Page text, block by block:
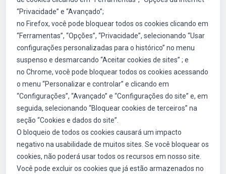
“Privacidade” e “Avançado”;
no Firefox, você pode bloquear todos os cookies clicando em
“Ferramentas”, “Opções”, “Privacidade”, selecionando “Usar
configurações personalizadas para o histórico” no menu
suspenso e desmarcando “Aceitar cookies de sites” ; e
no Chrome, você pode bloquear todos os cookies acessando
o menu “Personalizar e controlar” e clicando em
“Configurações”, “Avançado” e “Configurações do site” e, em
seguida, selecionando “Bloquear cookies de terceiros” na
seção “Cookies e dados do site”.
O bloqueio de todos os cookies causará um impacto
negativo na usabilidade de muitos sites. Se você bloquear os
cookies, não poderá usar todos os recursos em nosso site.
Você pode excluir os cookies que já estão armazenados no